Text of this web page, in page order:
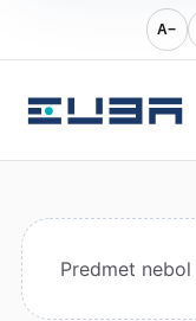
A−
Predmet nebol